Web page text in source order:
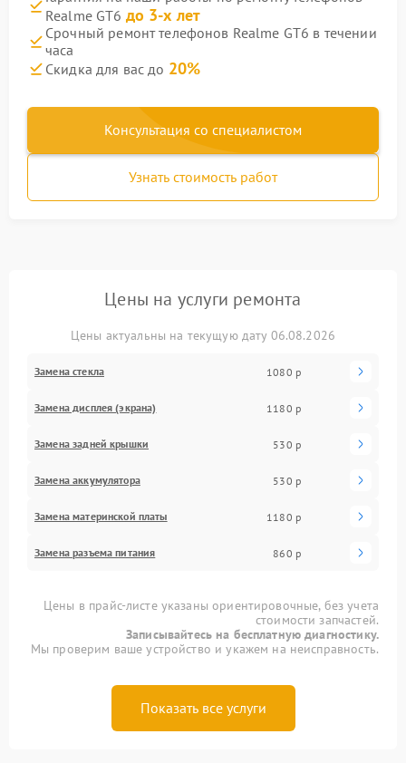
Realme GT6 до 3-х лет
Срочный ремонт телефонов Realme GT6 в течении
часа
Скидка для вас до 20%
Консультация со специалистом
Узнать стоимость работ
Цены на услуги ремонта
Цены актуальны на текущую дату 06.08.2026
Замена стекла 1080 р
Замена дисплея (экрана) 1180 р
Замена задней крышки 530 р
Замена аккумулятора 530 р
Замена материнской платы 1180 р
Замена разъема питания 860 р
Цены в прайс-листе указаны ориентировочные, без учета
стоимости запчастей.
Записывайтесь на бесплатную диагностику.
Мы проверим ваше устройство и укажем на неисправность.
Показать все услуги